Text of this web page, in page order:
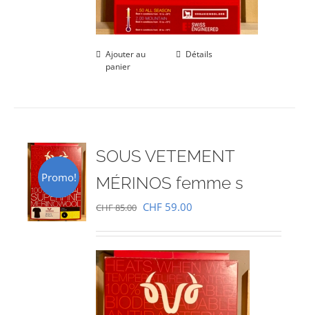
Ajouter au
panier
Détails
Promo!
SOUS VETEMENT
MÉRINOS femme s
CHF85.00 Le
initial
était :
CHF 85.00.
CHF 59.00
actuel
est :
CHF 59.00.